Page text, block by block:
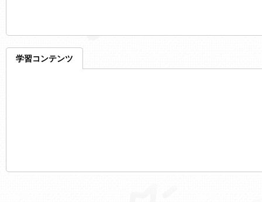
学習コンテンツ